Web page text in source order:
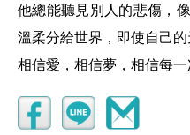
他總能聽見別人的悲傷，
溫柔分給世界，即使自己的
相信愛，相信夢， 相信每一